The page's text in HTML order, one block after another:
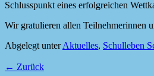
Schlusspunkt eines erfolgreichen
Wir gratulieren allen Teilnehmerinnen
Abgelegt unterAktuelles, Schulleben
← Zurück